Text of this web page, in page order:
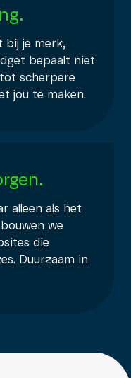
bij je merk,
bepaalt niet
scherpere
jou te maken.
alleen als het
we
die
Duurzaam in